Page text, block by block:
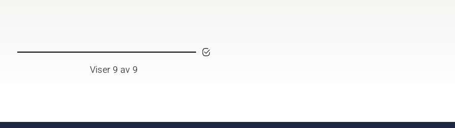
Viser 9 av 9